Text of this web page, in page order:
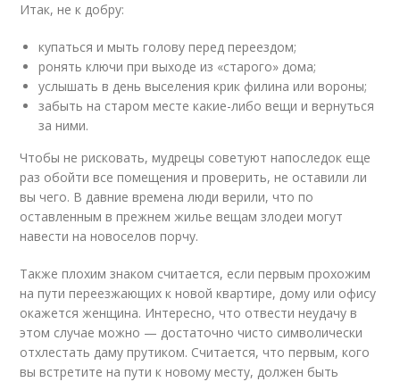
Итак, не к добру:
купаться и мыть голову перед переездом;
ронять ключи при выходе из «старого» дома;
услышать в день выселения крик филина или вороны;
забыть на старом месте какие-либо вещи и вернуться
за ними.
Чтобы не рисковать, мудрецы советуют напоследок еще
раз обойти все помещения и проверить, не оставили ли
вы чего. В давние времена люди верили, что по
оставленным в прежнем жилье вещам злодеи могут
навести на новоселов порчу.
Также плохим знаком считается, если первым прохожим
на пути переезжающих к новой квартире, дому или офису
окажется женщина. Интересно, что отвести неудачу в
этом случае можно — достаточно чисто символически
отхлестать даму прутиком. Считается, что первым, кого
вы встретите на пути к новому месту, должен быть